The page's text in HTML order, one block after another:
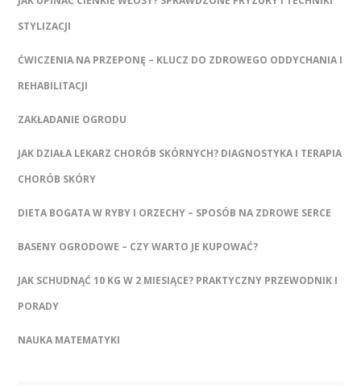
STYLIZACJI
ĆWICZENIA NA PRZEPONĘ – KLUCZ DO ZDROWEGO ODDYCHANIA I
REHABILITACJI
ZAKŁADANIE OGRODU
JAK DZIAŁA LEKARZ CHORÓB SKÓRNYCH? DIAGNOSTYKA I TERAPIA
CHORÓB SKÓRY
DIETA BOGATA W RYBY I ORZECHY – SPOSÓB NA ZDROWE SERCE
BASENY OGRODOWE – CZY WARTO JE KUPOWAĆ?
JAK SCHUDNĄĆ 10 KG W 2 MIESIĄCE? PRAKTYCZNY PRZEWODNIK I
PORADY
NAUKA MATEMATYKI